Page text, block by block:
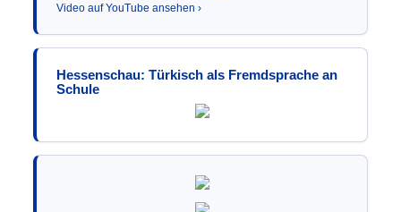
Video auf YouTube ansehen ›
Hessenschau: Türkisch als Fremdsprache an
Schule